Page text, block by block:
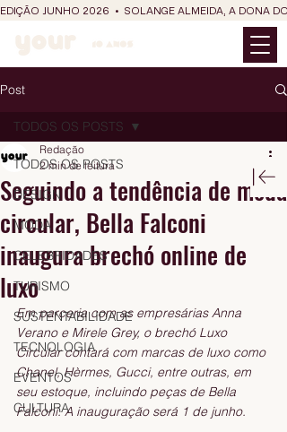
EDIÇÃO JUNHO 2026  •  SOLANGE ALMEIDA, A DONA
Post
TODOS OS POSTS
DESIGN
MODA
CELEBRIDADES
TURISMO
SUSTENTABILIDADE
TECNOLOGIA
EVENTOS
CULTURA
TODOS OS POSTS
Seguindo a tendência de moda
circular, Bella Falconi
inaugura brechó online de
luxo
Redação
2 min de leitura
Em parceria com as empresárias Anna
Verano e Mirele Grey, o brechó Luxo
Circular contará com marcas de luxo como
Chanel, Hèrmes, Gucci, entre outras, em
seu estoque, incluindo peças de Bella
Falconi. A inauguração será 1 de junho.